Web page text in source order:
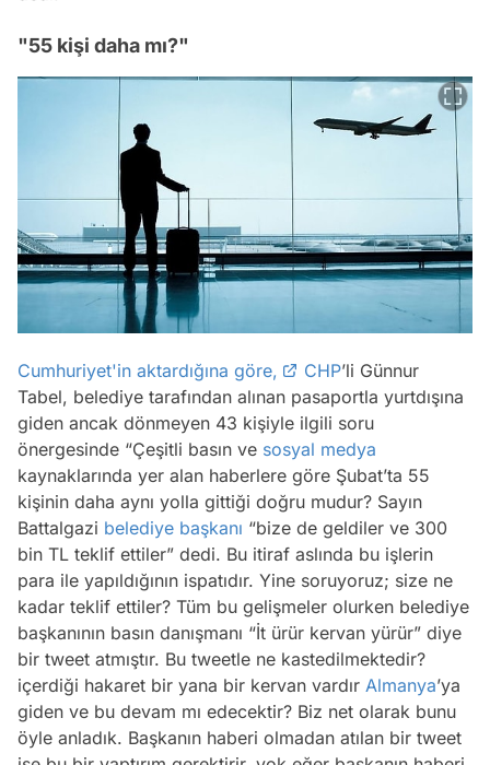
"55 kişi daha mı?"
Cumhuriyet'in aktardığına göre, CHP’li Günnur
Tabel, belediye tarafından alınan pasaportla yurtdışına
giden ancak dönmeyen 43 kişiyle ilgili soru
önergesinde “Çeşitli basın ve sosyal medya
kaynaklarında yer alan haberlere göre Şubat’ta 55
kişinin daha aynı yolla gittiği doğru mudur? Sayın
Battalgazi belediye başkanı “bize de geldiler ve 300
bin TL teklif ettiler” dedi. Bu itiraf aslında bu işlerin
para ile yapıldığının ispatıdır. Yine soruyoruz; size ne
kadar teklif ettiler? Tüm bu gelişmeler olurken belediye
başkanının basın danışmanı “İt ürür kervan yürür” diye
bir tweet atmıştır. Bu tweetle ne kastedilmektedir?
içerdiği hakaret bir yana bir kervan vardır Almanya’ya
giden ve bu devam mı edecektir? Biz net olarak bunu
öyle anladık. Başkanın haberi olmadan atılan bir tweet